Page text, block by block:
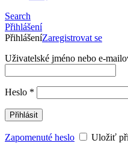
Search
Přihlášení
PřihlášeníZaregistrovat se
Uživatelské jméno nebo e-
Heslo *
Přihlásit
Zapomenuté heslo
Uložiť